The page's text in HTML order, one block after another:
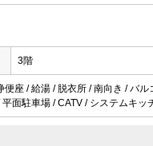
3階
座 / 給湯 / 脱衣所 / 南向き / バ
面駐車場 / CATV / システムキ